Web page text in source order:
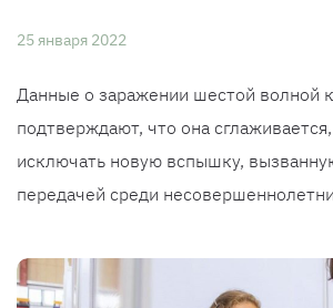
25 января 2022
Данные о заражении шестой волной
подтверждают, что она
исключать новую вспышку,
передачей среди